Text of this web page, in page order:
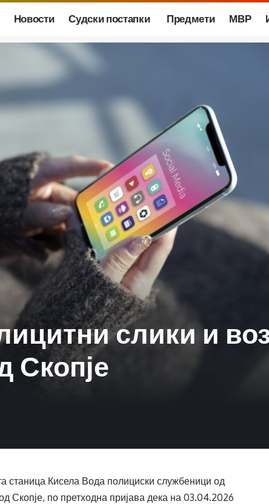
Новости Судски постапки Предмети МВР
слики и
Скопје
станица Кисела Вода полициски службеници од
по претходна пријава дека на 03.04.2026